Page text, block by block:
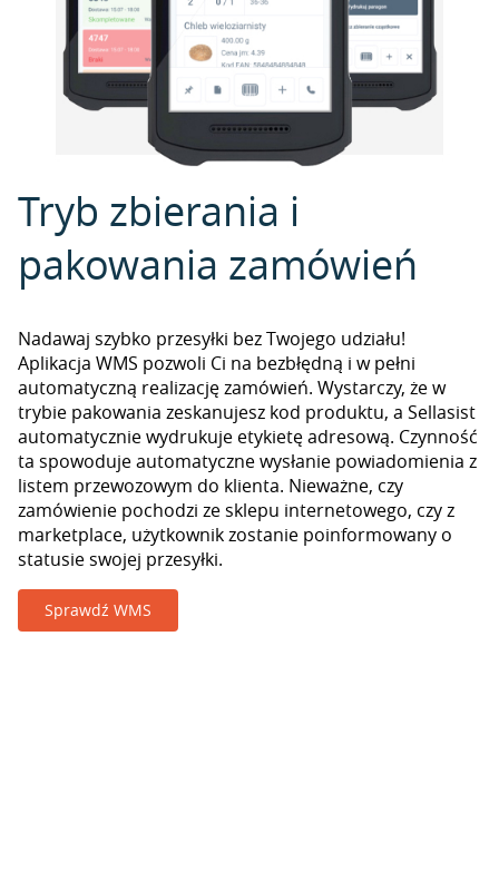
Tryb zbierania i
pakowania zamówień
Nadawaj szybko przesyłki bez Twojego udziału!
Aplikacja WMS pozwoli Ci na bezbłędną i w pełni
automatyczną realizację zamówień. Wystarczy, że w
trybie pakowania zeskanujesz kod produktu, a Sellasist
automatycznie wydrukuje etykietę adresową. Czynność
ta spowoduje automatyczne wysłanie powiadomienia z
listem przewozowym do klienta. Nieważne, czy
zamówienie pochodzi ze sklepu internetowego, czy z
marketplace, użytkownik zostanie poinformowany o
statusie swojej przesyłki.
Sprawdź WMS